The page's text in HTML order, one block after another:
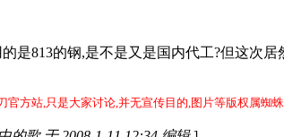
是813的钢,是不是又是国内代工?但这次
官方站,只是大家讨论,并无宣传目的,图片等版权属蜘